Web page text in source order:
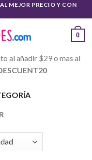
MEJOR PRECIO Y CON
0
al añadir $29 o mas al